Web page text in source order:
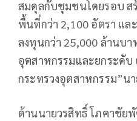
สมดุลกับชุมชนโดยรอบ ส
พื้นที่กว่า 2,100 อัตรา แล
ลงทุนกว่า 25,000 ล้านบ
อุตสาหกรรมและยกระดับ
กระทรวงอุตสาหกรรม”นา
ด้านนายวรสิทธิ์ โภคาชัย